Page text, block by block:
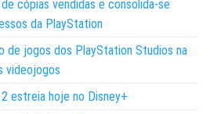
cópias vendidas e consolida-se
da PlayStation
de jogos dos PlayStation Studios na
videojogos
estreia hoje no Disney+